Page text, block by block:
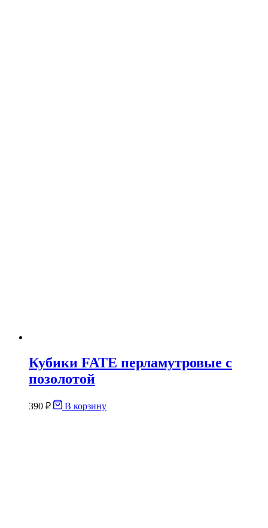
Кубики FATE перламутровые с
позолотой
390 ₽ В корзину